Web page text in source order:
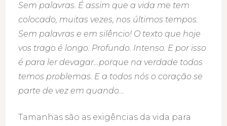
Sem palavras. É assim que a vida me tem
colocado, muitas vezes, nos últimos tempos.
Sem palavras e em silêncio! O texto que hoje
vos trago é longo. Profundo. Intenso. E por isso
é para ler devagar…porque na verdade todos
temos problemas. E a todos nós o coração se
parte de vez em quando…
Tamanhas são as exigências da vida para